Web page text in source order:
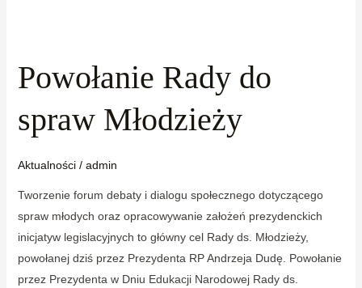
Powołanie Rady do
spraw Młodzieży
Aktualności/ admin
Tworzenie forum debaty i dialogu społecznego dotyczącego
spraw młodych oraz opracowywanie założeń prezydenckich
inicjatyw legislacyjnych to główny cel Rady ds. Młodzieży,
powołanej dziś przez Prezydenta RP Andrzeja Dudę. Powołanie
przez Prezydenta w Dniu Edukacji Narodowej Rady ds.
do
spraw
Młodzieży